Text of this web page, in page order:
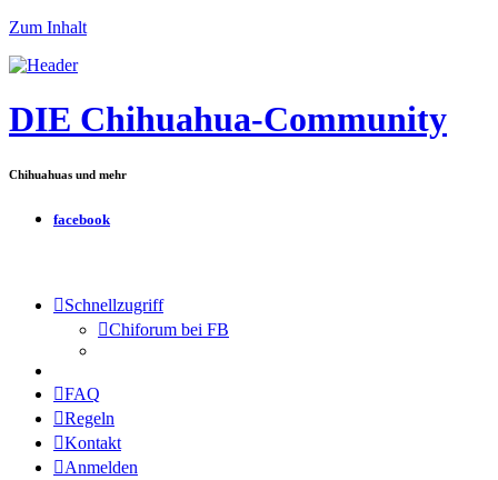
Zum Inhalt
DIE Chihuahua-Community
Chihuahuas und mehr
facebook
Schnellzugriff
Chiforum bei FB
FAQ
Regeln
Kontakt
Anmelden